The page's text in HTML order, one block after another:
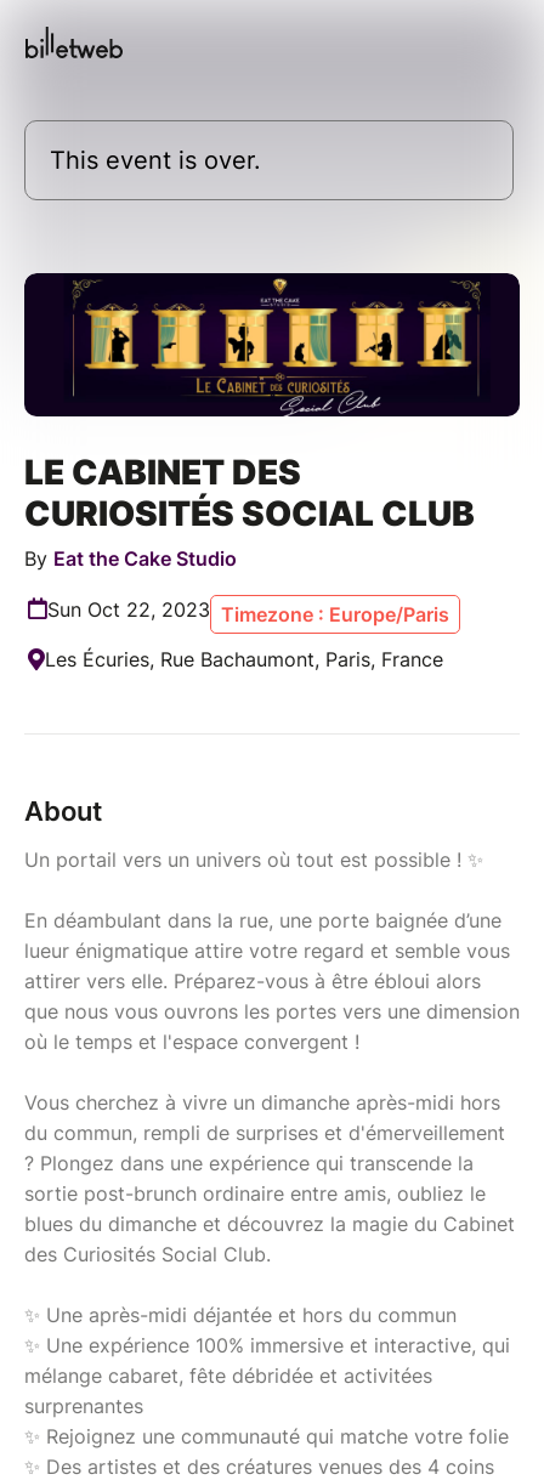
This event is over.
LE CABINET DES
CURIOSITÉS SOCIAL CLUB
By Eat the Cake Studio
Sun Oct 22, 2023 Timezone : Europe/Paris
Les Écuries, Rue Bachaumont, Paris, France
About
Un portail vers un univers où tout est possible ! ✨
En déambulant dans la rue, une porte baignée d’une
lueur énigmatique attire votre regard et semble vous
attirer vers elle. Préparez-vous à être ébloui alors
que nous vous ouvrons les portes vers une dimension
où le temps et l'espace convergent !
Vous cherchez à vivre un dimanche après-midi hors
du commun, rempli de surprises et d'émerveillement
? Plongez dans une expérience qui transcende la
sortie post-brunch ordinaire entre amis, oubliez le
blues du dimanche et découvrez la magie du Cabinet
des Curiosités Social Club.
✨ Une après-midi déjantée et hors du commun
✨ Une expérience 100% immersive et interactive, qui
mélange cabaret, fête débridée et activitées
surprenantes
✨ Rejoignez une communauté qui matche votre folie
✨ Des artistes et des créatures venues des 4 coins